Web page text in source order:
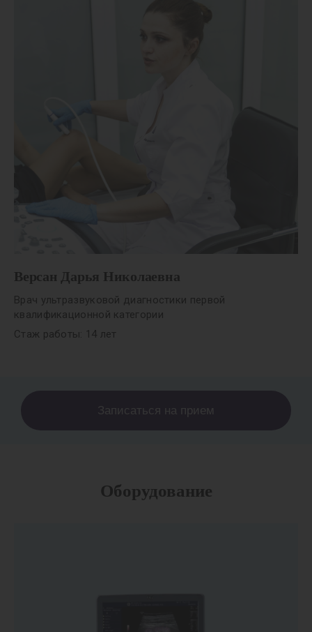
Версан Дарья Николаевна
Врач ультразвуковой диагностики первой
квалификационной категории
Стаж работы: 14 лет
Записаться на прием
Оборудование